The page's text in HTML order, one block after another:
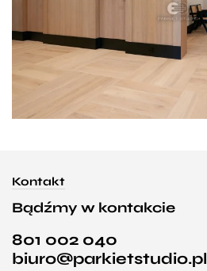
Kontakt
Bądźmy w kontakcie
801 002 040
biuro@parkietstudio.pl